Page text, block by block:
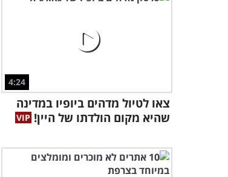
4:24
צאו לטיול מדהים ביופיו במדינה
שהיא מקום הולדתו של היין!